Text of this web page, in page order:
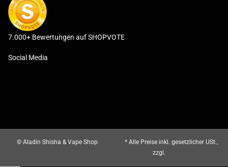
7.000+ Bewertungen auf SHOPVOTE
Social Media
© Aladin Shisha & Vape Shop
* Alle Preise inkl. gesetzlicher USt.,
zzgl.